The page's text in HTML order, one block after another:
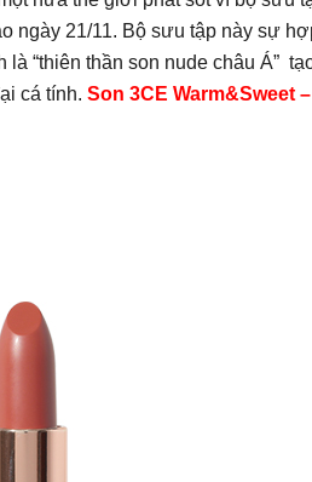
ngày 21/11. Bộ sưu tập này sự
“thiên thần son nude châu Á”
cá tính. Son 3CE Warm&Sweet